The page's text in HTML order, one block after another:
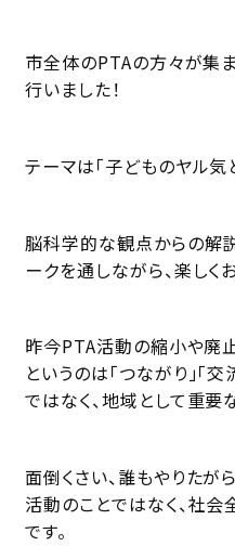
市全体のPTAの方々が集
行いました！
テーマは「子どものヤル気
脳科学的な観点からの解
ークを通しながら、楽しく
昨今PTA活動の縮小や廃
というのは「つながり」「
ではなく、地域として重要
面倒くさい、誰もやりた
活動のことではなく、社会
です。